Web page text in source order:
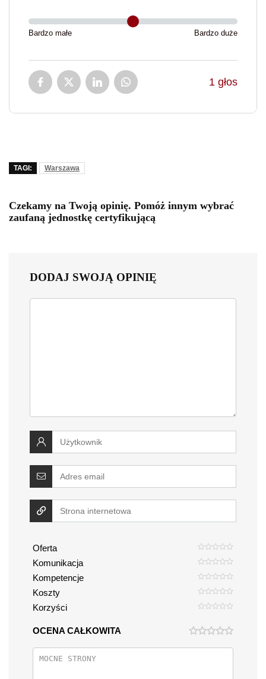
Bardzo małe Bardzo duże
1 głos
TAGI: Warszawa
Czekamy na Twoją opinię. Pomóż innym wybrać
zaufaną jednostkę certyfikującą
DODAJ SWOJĄ OPINIĘ
Oferta
Komunikacja
Kompetencje
Koszty
Korzyści
OCENA CAŁKOWITA